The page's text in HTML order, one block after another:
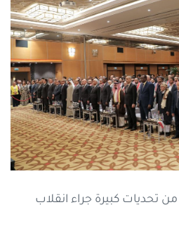
من تحديات كبيرة جراء انقلاب